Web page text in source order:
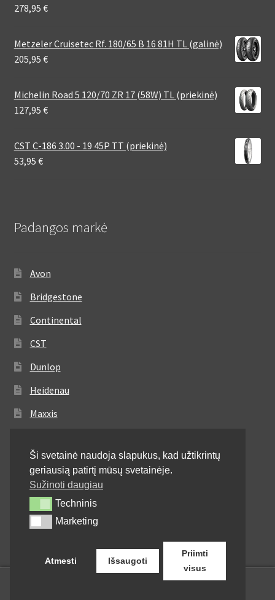
278,95 €
Metzeler Cruisetec Rf. 180/65 B 16 81H TL (galinė)
205,95 €
Michelin Road 5 120/70 ZR 17 (58W) TL (priekinė)
127,95 €
CST C-186 3.00 - 19 45P TT (priekinė)
53,95 €
Padangos markė
Avon
Bridgestone
Continental
CST
Dunlop
Heidenau
Maxxis
Michelin
Mitas
Pirelli
Shinko
Ši svetainė naudoja slapukus, kad užtikrintų
geriausią patirtį mūsų svetainėje.
Sužinoti daugiau
TechninisTechninis
MarketingMarketing
Atmesti Išsaugoti
Priimti
visus